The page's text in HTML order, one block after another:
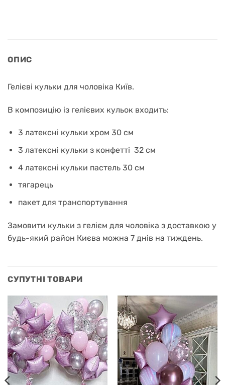
ОПИС
Гелієві кульки для чоловіка Київ.
В композицію із гелієвих кульок входить:
3 латексні кульки хром 30 см
3 латексні кульки з конфетті 32 см
4 латексні кульки пастель 30 см
тягарець
пакет для транспортування
Замовити кульки з гелієм для чоловіка з доставкою у
будь-який район Києва можна 7 днів на тиждень.
СУПУТНІ ТОВАРИ